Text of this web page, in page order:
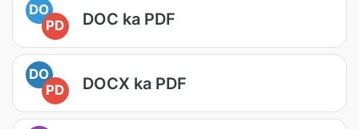
DO
PD
DOC ka PDF
DO
PD
DOCX ka PDF